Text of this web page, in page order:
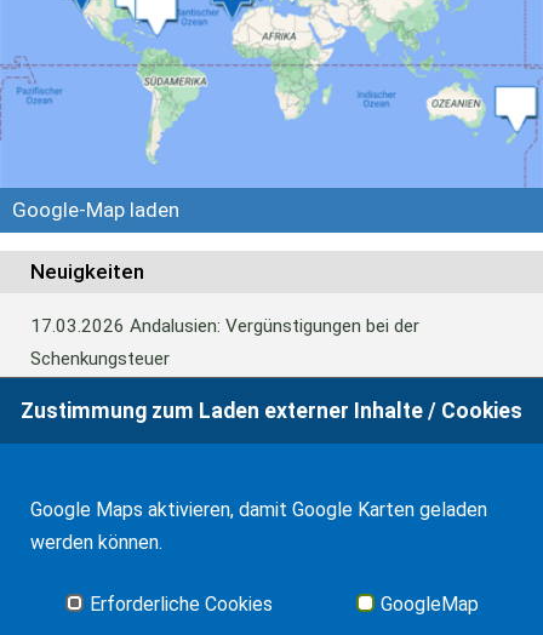
Google-Map laden
Neuigkeiten
17.03.2026 Andalusien: Vergünstigungen bei der
Schenkungsteuer
07.01.2026Anerkennung eines Erbscheins in Spanien
22.10.2025
TS zur Steuerbefreiung für
Zustimmung zum Laden externer Inhalte / Cookies
Google Maps aktivieren, damit Google Karten geladen
werden können.
Erforderliche Cookies GoogleMap